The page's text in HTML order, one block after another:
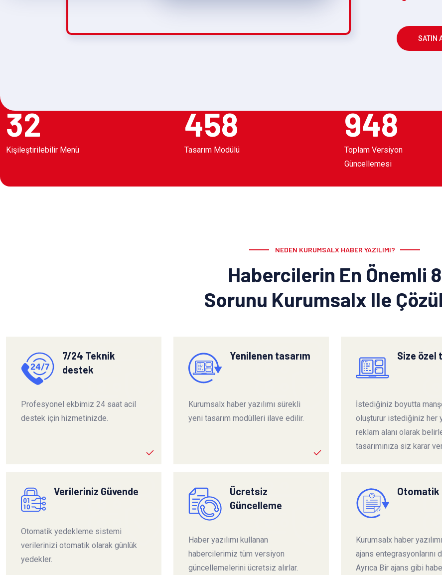
SATIN
32
Kişileştirilebilir Menü
458
Tasarım Modülü
948
Toplam Versiyon
Güncellemesi
NEDEN KURUMSALX HABER YAZILIMI?
Habercilerin En Önemli 8
Sorunu Kurumsalx Ile
7/24 Teknik
destek
Profesyonel ekbimiz 24 saat acil
destek için hizmetinizde.
Yenilenen tasarım
Kurumsalx haber yazılımı sürekli
yeni tasarım modülleri ilave edilir.
Size özel
İstediğiniz boyutta
oluşturur istediğiniz her
reklam alanı olarak
tasarımınıza siz karar
Verileriniz Güvende
Otomatik yedekleme sistemi
verilerinizi otomatik olarak günlük
yedekler.
Ücretsiz
Güncelleme
Haber yazılımı kullanan
habercilerimiz tüm versiyon
güncellemelerini ücretsiz alırlar.
Otomatik
Kurumsalx haber
ajans entegrasyonlarını
Ayrıca Bir ajans gibi